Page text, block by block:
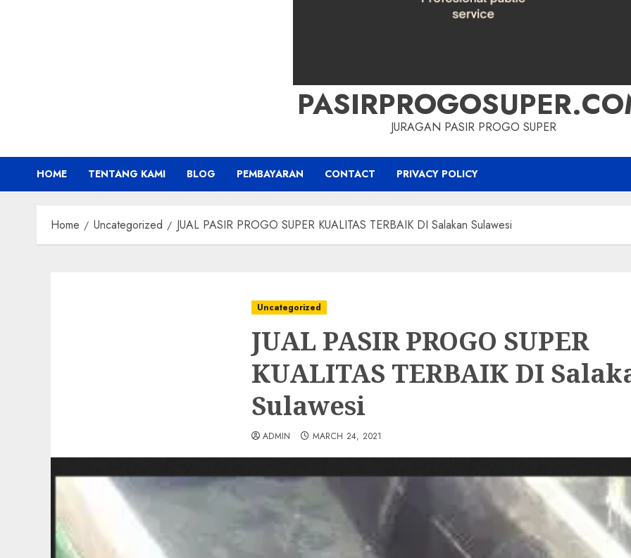
JURAGAN PASIR PROGO SUPER
HOME TENTANG KAMI BLOG PEMBAYARAN CONTACT PRIVACY POLICY
Home Uncategorized JUAL PASIR PROGO SUPER KUALITAS TERBAIK DI Salakan Sulawesi
Uncategorized
JUAL PASIR PROGO SUPER
KUALITAS TERBAIK DI
Sulawesi
ADMIN MARCH 24, 2021